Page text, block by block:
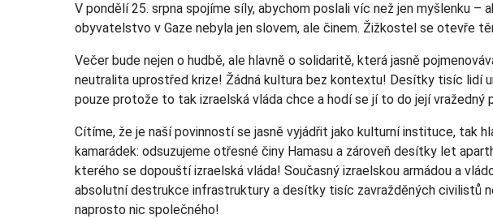
V pondělí 25. srpna spojíme síly, abychom poslali víc než jen myšlenku –
obyvatelstvo v Gaze nebyla jen slovem, ale činem. Žižkostel se otevře
Večer bude nejen o hudbě, ale hlavně o solidaritě, která jasně
neutralita uprostřed krize! Žádná kultura bez kontextu! Desítky tisíc lidí
pouze protože to tak izraelská vláda chce a hodí se jí to do její vražedný
Cítíme, že je naší povinností se jasně vyjádřit jako kulturní instituce, tak
kamarádek: odsuzujeme otřesné činy Hamasu a zároveň desítky let
kterého se dopouští izraelská vláda! Současný izraelskou armádou a
absolutní destrukce infrastruktury a desítky tisíc zavražděných civilistů
naprosto nic společného!